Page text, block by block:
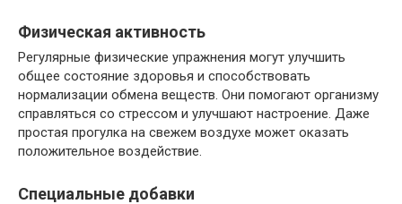
Физическая активность
Регулярные физические упражнения могут улучшить
общее состояние здоровья и способствовать
нормализации обмена веществ. Они помогают организму
справляться со стрессом и улучшают настроение. Даже
простая прогулка на свежем воздухе может оказать
положительное воздействие.
Специальные добавки